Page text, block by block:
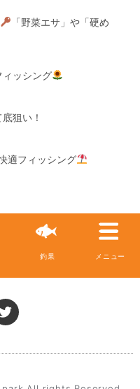
「野菜エサ」や「硬め
ッシング
狙い！
適フィッシング
釣果 メニュー
T
w
t
r